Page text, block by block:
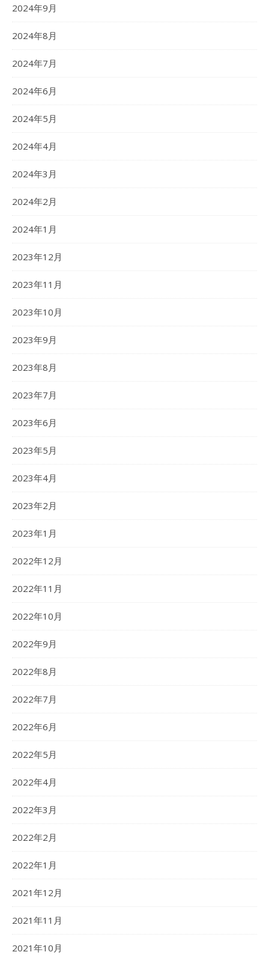
2024年9月
2024年8月
2024年7月
2024年6月
2024年5月
2024年4月
2024年3月
2024年2月
2024年1月
2023年12月
2023年11月
2023年10月
2023年9月
2023年8月
2023年7月
2023年6月
2023年5月
2023年4月
2023年2月
2023年1月
2022年12月
2022年11月
2022年10月
2022年9月
2022年8月
2022年7月
2022年6月
2022年5月
2022年4月
2022年3月
2022年2月
2022年1月
2021年12月
2021年11月
2021年10月